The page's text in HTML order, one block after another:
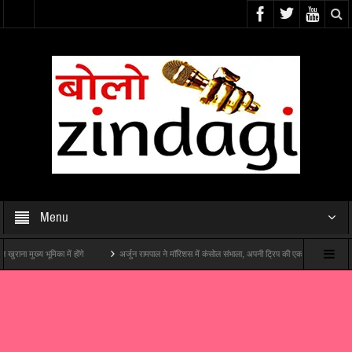
Menu
मुख्य भूमिका में होंगे अर्जुन रामपाल ने मॉरिशस में कंसोल संभाला, अपनी ट्रिप की एक ज़बरदस्त झलक दिखाई